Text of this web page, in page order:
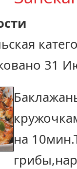
31
на